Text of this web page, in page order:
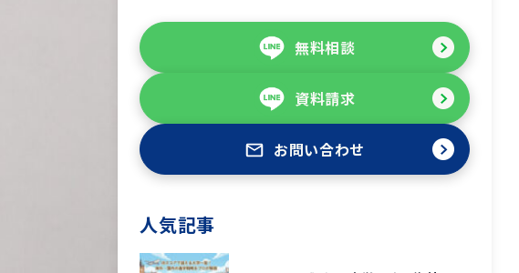
無料相談
資料請求
お問い合わせ
人気記事